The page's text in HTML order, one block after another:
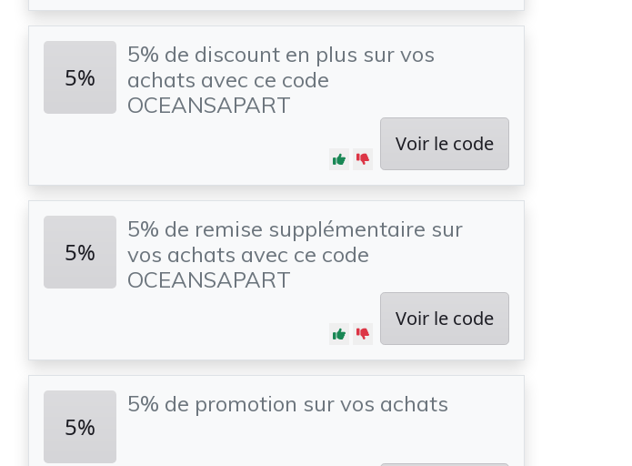
5%
5% de discount en plus sur vos
achats avec ce code
OCEANSAPART
Voir le code
5%
5% de remise supplémentaire sur
vos achats avec ce code
OCEANSAPART
Voir le code
5%
5% de promotion sur vos achats